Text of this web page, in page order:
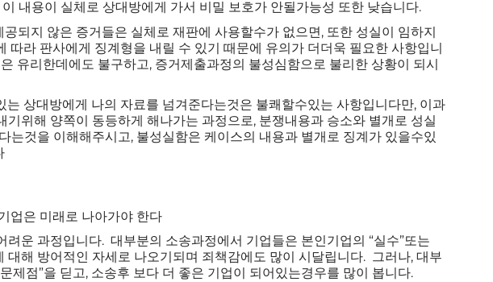
내용이 실체로 상대방에게 가서 비밀 보호가 안될가능성 또한 낮습니다.
되지 않은 증거들은 실체로 재판에 사용할수가 없으면, 또한 성실이 임하지
따라 판사에게 징계형을 내릴 수 있기 때문에 유의가 더더욱 필요한 사항입니
유리한데에도 불구하고, 증거제출과정의 불성심함으로 불리한 상황이 되시
는 상대방에게 나의 자료를 넘겨준다는것은 불쾌할수있는 사항입니다만, 이과
기위해 양쪽이 동등하게 해나가는 과정으로, 분쟁내용과 승소와 별개로 성실
는것을 이해해주시고, 불성실함은 케이스의 내용과 별개로 징계가 있을수있
업은 미래로 나아가야 한다
려운 과정입니다. 대부분의 소송과정에서 기업들은 본인기업의 “실수”또는
대해 방어적인 자세로 나오기되며 죄책감에도 많이 시달립니다. 그러나, 대부
제점”을 딛고, 소송후 보다 더 좋은 기업이 되어있는경우를 많이 봅니다.